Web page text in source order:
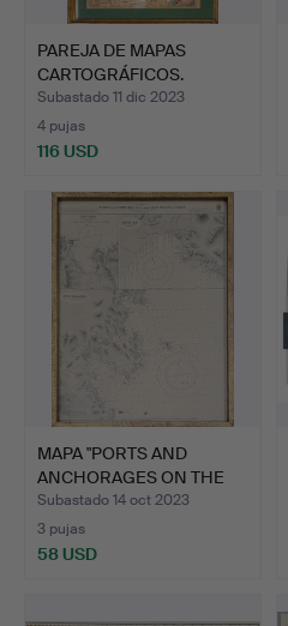
PAREJA DE MAPAS
CARTOGRÁFICOS.
SELANDIA Y …
Subastado 11 dic 2023
4 pujas
116 USD
MAPA "PORTS AND
ANCHORAGES ON THE
EAST COA…
Subastado 14 oct 2023
3 pujas
58 USD